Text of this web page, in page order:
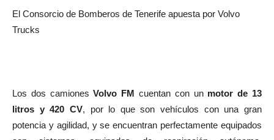
El Consorcio de Bomberos de Tenerife apuesta por Volvo
Trucks
Los dos camionesVolvo FM cuentan con un motor de 13
litros y 420 CV, por lo que son vehículos con una gran
potencia y agilidad, y se encuentran perfectamente equipados